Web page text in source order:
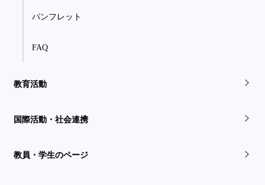
パンフレット
FAQ
教育活動
国際活動・社会連携
教員・学生のページ